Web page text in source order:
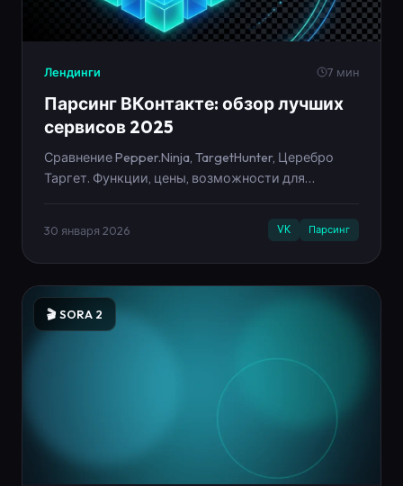
Лендинги 7 мин
Парсинг ВКонтакте: обзор лучших
сервисов 2025
Сравнение Pepper.Ninja, TargetHunter, Церебро
Таргет. Функции, цены, возможности для
30 января 2026 VK Парсинг
🎬 SORA 2